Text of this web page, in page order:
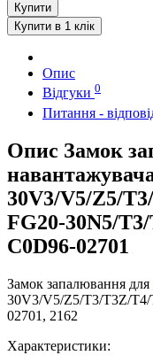
Купити
Купити в 1 клік
Опис
Відгуки 0
Питання -
Опис Замок
30V3/V5/Z5/
FG20-30N5/
C0D96-02701
Замок запалювання для
30V3/V5/Z5/T3/T3Z/
02701, 2162
Характеристики: